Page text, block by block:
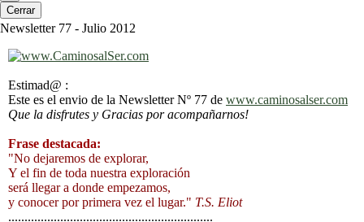
Cerrar
Newsletter 77 - Julio 2012
Estimad@ :
Este es el envio de la Newsletter Nº 77 de www.caminosalser.com
Que la disfrutes y Gracias por acompañarnos!
Frase destacada:
"No dejaremos de explorar,
Y el fin de toda nuestra exploración
será llegar a donde empezamos,
y conocer por primera vez el lugar." T.S. Eliot
...............................................................